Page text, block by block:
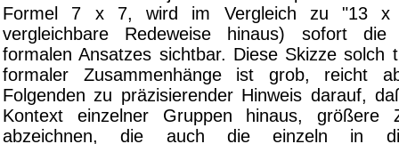
Formel 7 x 7, wird im Vergleich zu "13 x
vergleichbare Redeweise hinaus) sofort die
formalen Ansatzes sichtbar. Diese Skizze solch
formaler Zusammenhänge ist grob, reicht
Folgenden zu präzisierender Hinweis darauf,
Kontext einzelner Gruppen hinaus, größere
abzeichnen, die auch die einzeln in